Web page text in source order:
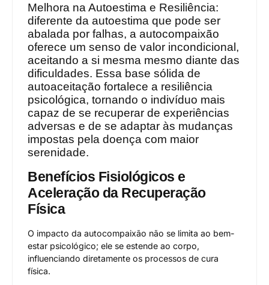
Melhora na Autoestima e Resiliência:
diferente da autoestima que pode ser
abalada por falhas, a autocompaixão
oferece um senso de valor incondicional,
aceitando a si mesma mesmo diante das
dificuldades. Essa base sólida de
autoaceitação fortalece a resiliência
psicológica, tornando o indivíduo mais
capaz de se recuperar de experiências
adversas e de se adaptar às mudanças
impostas pela doença com maior
serenidade.
Benefícios Fisiológicos e
Aceleração da Recuperação
Física
O impacto da autocompaixão não se limita ao bem-
estar psicológico; ele se estende ao corpo,
influenciando diretamente os processos de cura
física.